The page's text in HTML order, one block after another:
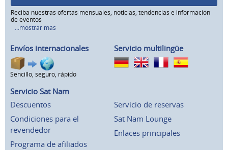
Reciba nuestras ofertas mensuales, noticias, tendencias e información
de eventos
...mostrar más
Envíos internacionales
Sencillo, seguro, rápido
Servicio multilingüe
Servicio Sat Nam
Descuentos
Condiciones para el
revendedor
Programa de afiliados
Servicio de reservas
Sat Nam Lounge
Enlaces principales